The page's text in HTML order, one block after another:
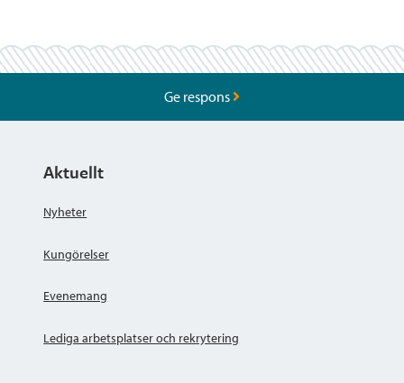
Ge respons
Aktuellt
Nyheter
Kungörelser
Evenemang
Lediga arbetsplatser och rekrytering